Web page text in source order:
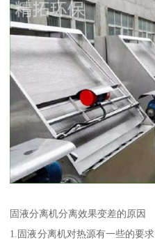
固液分离机分离效果变差的原因
1.固液分离机对热源有一些的要